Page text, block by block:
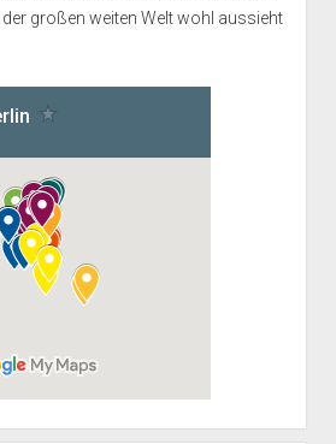
großen weiten Welt wohl aussieht